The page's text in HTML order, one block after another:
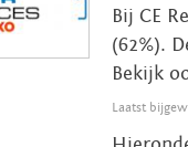
Bij CE
(62%).
Bekijk
Laatst